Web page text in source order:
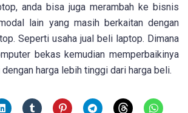
anda bisa juga merambah ke bisnis
lain yang masih berkaitan dengan
Seperti usaha jual beli laptop. Dimana
bekas kemudian memperbaikinya
harga lebih tinggi dari harga beli.